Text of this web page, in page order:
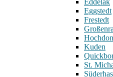
Eddelak
Eggstedt
Frestedt
Kuden
St.